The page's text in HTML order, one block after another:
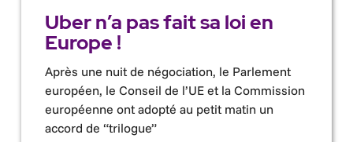
Uber n’a pas fait sa loi en
Europe !
Après une nuit de négociation, le Parlement
européen, le Conseil de l’UE et la Commission
européenne ont adopté au petit matin un
accord de “trilogue”